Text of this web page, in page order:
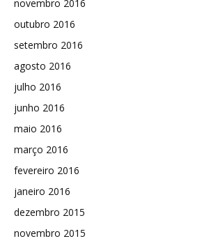
novembro 2016
outubro 2016
setembro 2016
agosto 2016
julho 2016
junho 2016
maio 2016
março 2016
fevereiro 2016
janeiro 2016
dezembro 2015
novembro 2015